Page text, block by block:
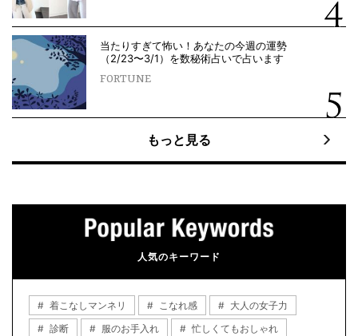
当たりすぎて怖い！あなたの今週の運勢
（2/23〜3/1）を数秘術占いで占います
FORTUNE
もっと見る
人気のキーワード
着こなしマンネリ こなれ感
大人の女子力
診断
服のお手入れ
忙しくてもおしゃれ